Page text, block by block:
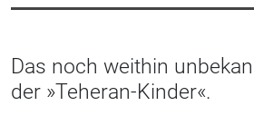
Das noch weithin
der »Teheran-Kinder«.